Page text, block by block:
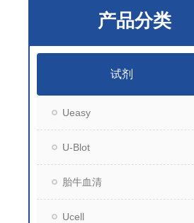
产品分类
试剂
Ueasy
U-Blot
胎牛血清
Ucell